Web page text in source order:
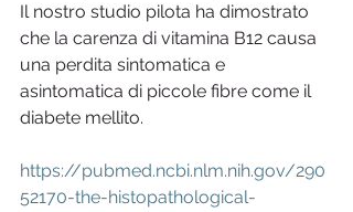
Il nostro studio pilota ha dimostrato
che la carenza di vitamina B12 causa
una perdita sintomatica e
asintomatica di piccole fibre come il
diabete mellito.
https://pubmed.ncbi.nlm.nih.gov/290
52170-the-histopathological-